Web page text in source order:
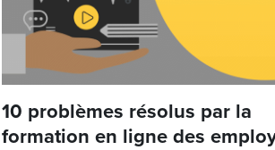
10 problèmes résolus par la
formation en ligne des